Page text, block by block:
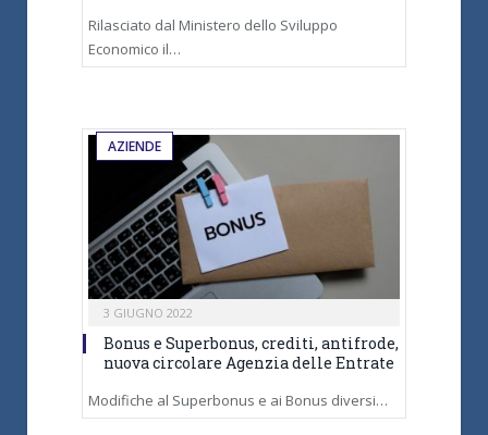
Rilasciato dal Ministero dello Sviluppo
Economico il…
AZIENDE
3 GIUGNO 2022
Bonus e Superbonus, crediti, antifrode,
nuova circolare Agenzia delle Entrate
Modifiche al Superbonus e ai Bonus diversi…